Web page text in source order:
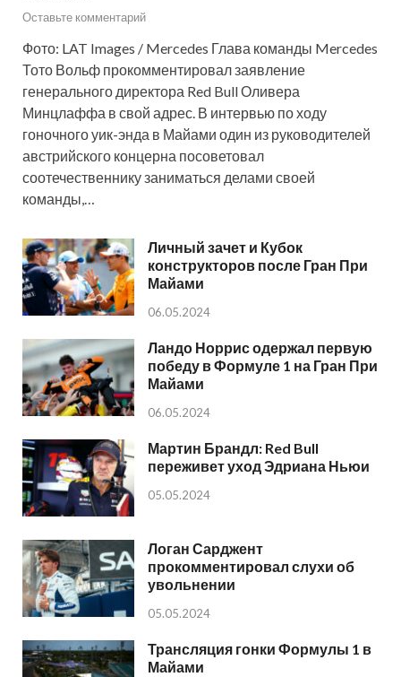
Оставьте комментарий
Фото: LAT Images / Mercedes Глава команды Mercedes
Тото Вольф прокомментировал заявление
генерального директора Red Bull Оливера
Минцлаффа в свой адрес. В интервью по ходу
гоночного уик-энда в Майами один из руководителей
австрийского концерна посоветовал
соотечественнику заниматься делами своей
команды,…
Личный зачет и Кубок
конструкторов после Гран При
Майами
06.05.2024
Ландо Норрис одержал первую
победу в Формуле 1 на Гран При
Майами
06.05.2024
Мартин Брандл: Red Bull
переживет уход Эдриана Ньюи
05.05.2024
Логан Сарджент
прокомментировал слухи об
увольнении
05.05.2024
Трансляция гонки Формулы 1 в
Майами